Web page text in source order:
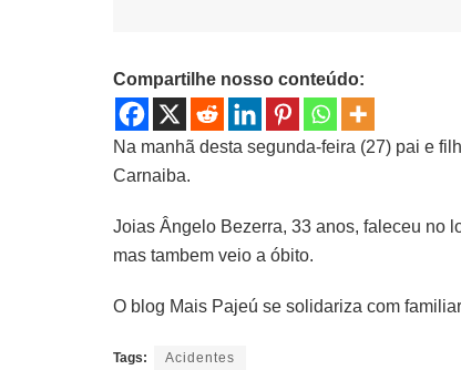
Compartilhe nosso conteúdo:
Na manhã desta segunda-feira (27) pai e
Carnaiba.
Joias Ângelo Bezerra, 33 anos, faleceu no
mas tambem veio a óbito.
O blog Mais Pajeú se solidariza com
Tags: Acidentes